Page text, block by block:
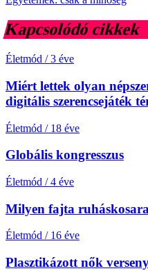
Kapcsolódó cikkek
Életmód / 3 éve
Miért lettek olyan
digitális szerencsejáték
Életmód / 18 éve
Globális kongresszus
Életmód / 4 éve
Milyen fajta
Életmód / 16 éve
Plasztikázott nők